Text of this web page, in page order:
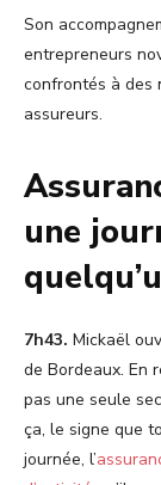
Son
entrepreneurs
confrontés à des
assureurs.
une
7h43. Mickaël
de Bordeaux. En
pas une seule
ça, le signe que
journée, l’